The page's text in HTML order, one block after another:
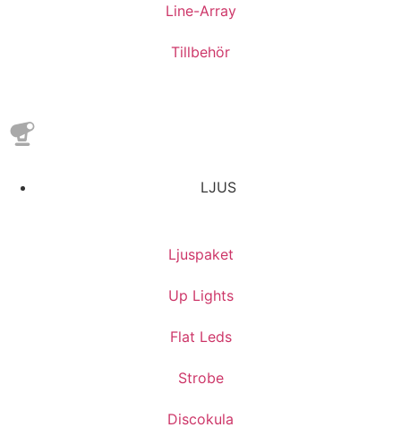
Line-Array
Tillbehör
LJUS
Ljuspaket
Up Lights
Flat Leds
Strobe
Discokula